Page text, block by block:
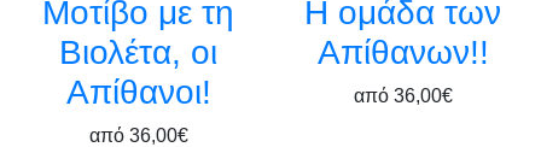
Μοτίβο με τη
Βιολέτα, οι
Απίθανοι!
από 36,00€
Η ομάδα των
Απίθανων!!
από 36,00€